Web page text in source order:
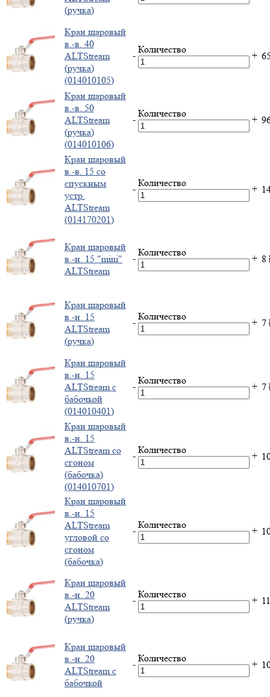
(ручка)
Кран шаровый
в.-в. 40
ALTStream
(ручка)
(014010105)
-
Количество
+
Кран шаровый
в.-в. 50
ALTStream
(ручка)
(014010106)
-
Количество
+
Кран шаровый
в.-в. 15 со
спускным
устр.
ALTStream
(014170201)
-
Количество
+
Кран шаровый
в.-н. 15 "mini"
ALTStream
-
Количество
+ 8
Кран шаровый
в.-н. 15
ALTStream
(ручка)
-
Количество
+ 7
Кран шаровый
в.-н. 15
ALTStream с
бабочкой
(014010401)
-
Количество
+ 7
Кран шаровый
в.-н. 15
ALTStream со
сгоном
(бабочка)
(014010701)
-
Количество
+
Кран шаровый
в.-н. 15
ALTStream
угловой со
сгоном
(бабочка)
-
Количество
+
Кран шаровый
в.-н. 20
ALTStream
(ручка)
-
Количество
+
Кран шаровый
в.-н. 20
ALTStream с
бабочкой
-
Количество
+